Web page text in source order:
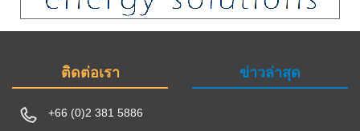
ติดต่อเรา
+66 (0)2 381 5886
ข่าวล่าสุด